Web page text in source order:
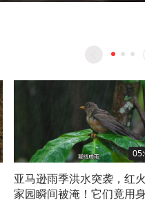
亚马逊雨季洪水突袭，红
家园瞬间被淹！它们竟用